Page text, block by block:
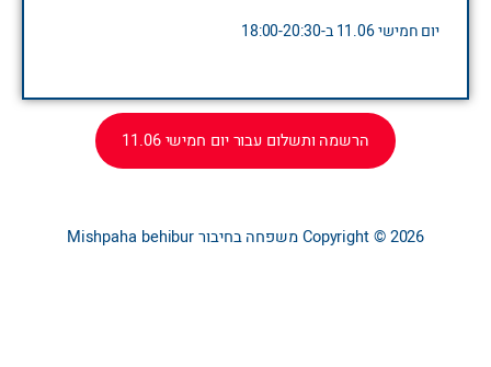
יום חמישי 11.06 ב-18:00-20:30
הרשמה ותשלום עבור יום חמישי 11.06
Copyright © 2026משפחה בחיבורMishpaha behibur